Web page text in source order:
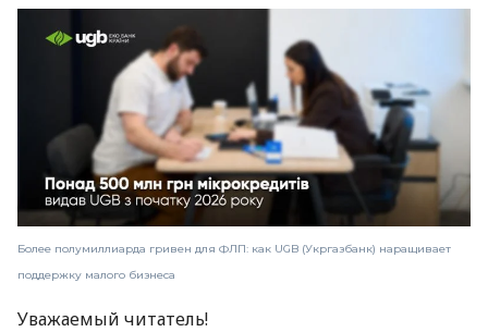
Более полумиллиарда гривен для ФЛП: как UGB (Укргазбанк) наращивает
поддержку малого бизнеса
Уважаемый читатель!